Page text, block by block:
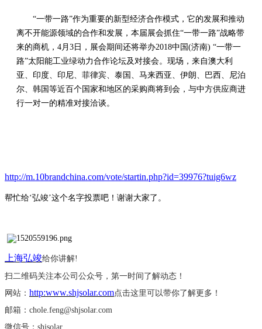
“一带一路”作为重要的新型经济合作模式，它的发展和推动
离不开能源领域的合作和发展，本届展会抓住“一带一路”战略带
来的商机，4月3日，展会期间还将举办2018中国(济南) “一带一
路”太阳能工业绿动力合作论坛及对接会。现场，来自澳大利
亚、印度、印尼、菲律宾、泰国、马来西亚、伊朗、巴西、尼泊
尔、韩国等近百个国家和地区的采购商将到会，与中方供应商进
行一对一的精准对接洽谈。
http://m.10brandchina.com/vote/startin.php?id=39976?tuig6wz
帮忙给‘弘竣’这个名字投票吧！谢谢大家了。
上海弘竣给你讲解!
扫二维码关注本公司公众号，第一时间了解动态！
网站： http:www.shjsolar.com点击这里可以带你了解更多！
邮箱： chole.feng@shjsolar.com
微信号： shjsolar